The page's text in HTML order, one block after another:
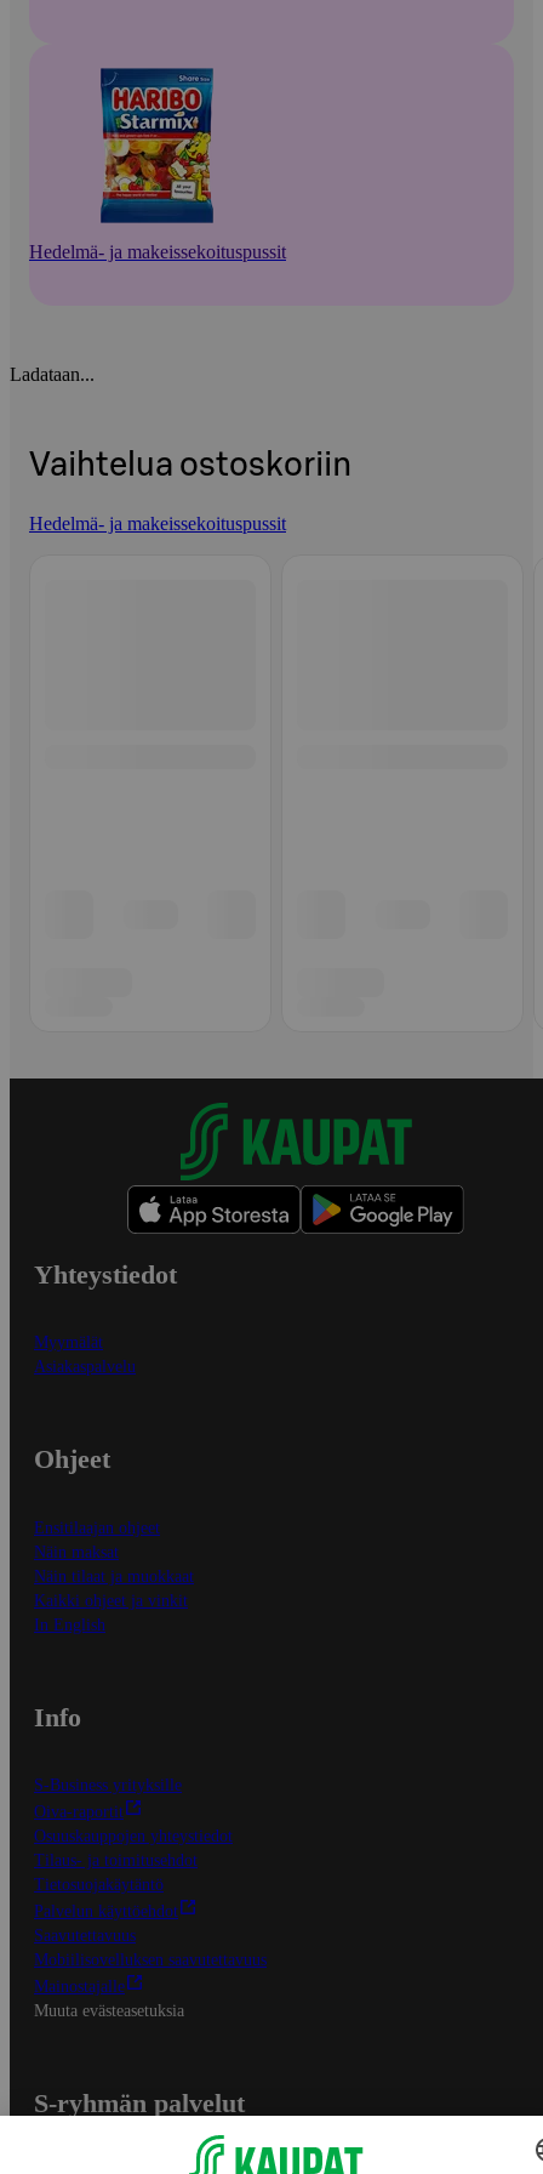
Hedelmä- ja makeissekoituspussit
Ladataan...
Vaihtelua ostoskoriin
Hedelmä- ja makeissekoituspussit
Yhteystiedot
Myymälät
Asiakaspalvelu
Ohjeet
Ensitilaajan ohjeet
Näin maksat
Näin tilaat ja muokkaat
Kaikki ohjeet ja vinkit
In English
Info
S-Business yrityksille
Oiva-raportit
Osuuskauppojen yhteystiedot
Tilaus- ja toimitusehdot
Tietosuojakäytäntö
Palvelun käyttöehdot
Saavutettavuus
Mobiilisovelluksen saavutettavuus
Mainostajalle
Muuta evästeasetuksia
S-ryhmän palvelut